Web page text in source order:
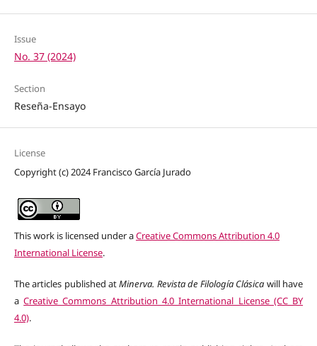
Issue
No. 37 (2024)
Section
Reseña-Ensayo
License
Copyright (c) 2024 Francisco García Jurado
This work is licensed under aCreative Commons Attribution 4.0
International License.
The articles published atMinerva. Revista de Filología Clásica will have
aCreative Commons Attribution 4.0 International License (CC BY
4.0).